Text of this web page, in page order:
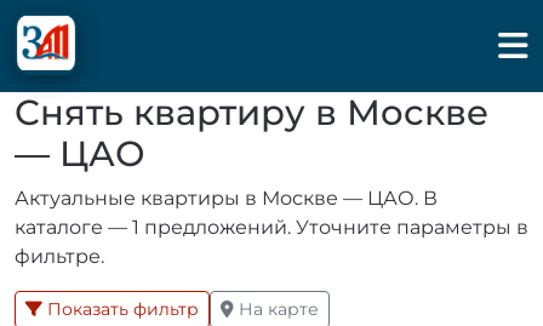
Снять квартиру в Москве
— ЦАО
Актуальные квартиры в Москве — ЦАО. В
каталоге — 1 предложений. Уточните параметры в
фильтре.
Показать фильтр На карте